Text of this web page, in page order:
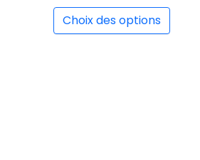
a plusieurs variations. Les
Choix des options